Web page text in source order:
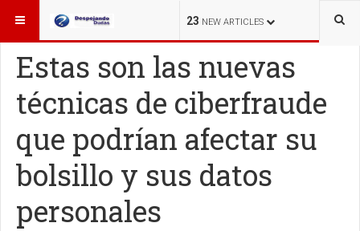
23 NEW ARTICLES
ESTÁ AQUÍ: TECNOLOGÍA
Estas son las nuevas
técnicas de ciberfraude
que podrían afectar su
bolsillo y sus datos
personales